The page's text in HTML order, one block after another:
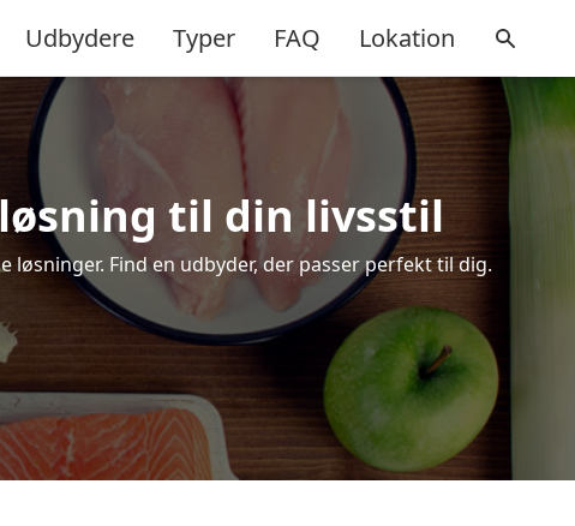
Udbydere Typer FAQ Lokation
til din livsstil
Find en udbyder, der passer perfekt til dig.